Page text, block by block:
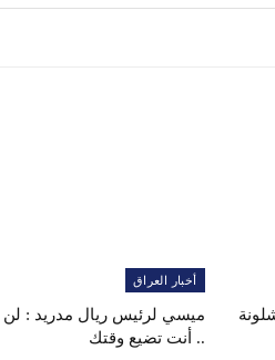
أخبار العراق
ميسي لرئيس ريال مدريد : لن
.. أنت تضيع وقتك